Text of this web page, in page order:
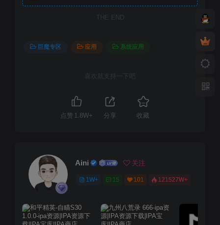
THE END
巨魔专区 应用 系统应用
喜欢就支持一下吧
点赞 1.8W+ 分享 收藏
Aini 关注
1W+ 15 101 121527W+